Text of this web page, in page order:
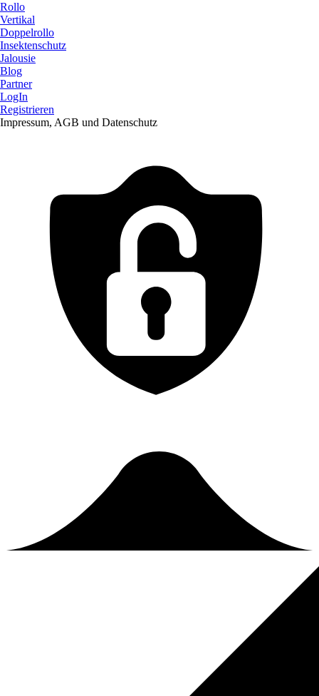
Rollo
Vertikal
Doppelrollo
Insektenschutz
Jalousie
Blog
Partner
LogIn
Registrieren
Impressum, AGB und Datenschutz